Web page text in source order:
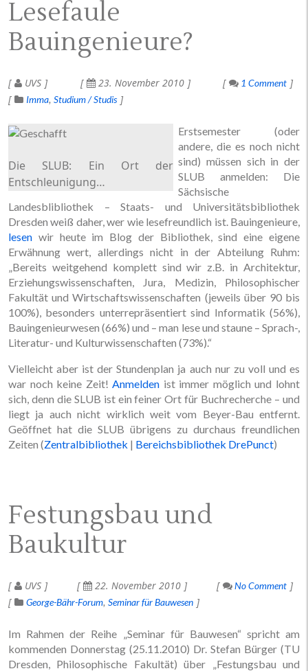
Lesefaule
Bauingenieure?
UVS 23. November 2010
1 Comment
Imma Studium / Studis
Die SLUB: Ein Ort der
Entschleunigung…
Erstsemester (oder
andere, die es noch nicht
sind) müssen sich in der
SLUB anmelden: Die
Sächsische
Landesblibliothek – Staats- und Universitätsbibliothek
Dresden weiß daher, wer wie lesefreundlich ist. Bauingenieure,
lesen wir heute im Blog der Bibliothek, sind eine eigene
Erwähnung wert, allerdings nicht in der Abteilung Ruhm:
„Bereits weitgehend komplett sind wir z.B. in Architektur,
Erziehungswissenschaften, Jura, Medizin, Philosophischer
Fakultät und Wirtschaftswissenschaften (jeweils über 90 bis
100%), besonders unterrepräsentiert sind Informatik (56%),
Bauingenieurwesen (66%) und – man lese und staune – Sprach-,
Literatur- und Kulturwissenschaften (73%).“
Vielleicht aber ist der Stundenplan ja auch nur zu voll und es
war noch keine Zeit!Anmelden ist immer möglich und lohnt
sich, denn die SLUB ist ein feiner Ort für Buchrecherche – und
liegt ja auch nicht wirklich weit vom Beyer-Bau entfernt.
Geöffnet hat die SLUB übrigens zu durchaus freundlichen
Zeiten (Zentralbibliothek | Bereichsbibliothek DrePunct)
Festungsbau und
Baukultur
UVS 22. November 2010
No Comment
George-Bähr-Forum Seminar für Bauwesen
Im Rahmen der Reihe „Seminar für Bauwesen“ spricht am
kommenden Donnerstag (25.11.2010) Dr. Stefan Bürger (TU
Dresden, Philosophische Fakultät) über „Festungsbau und